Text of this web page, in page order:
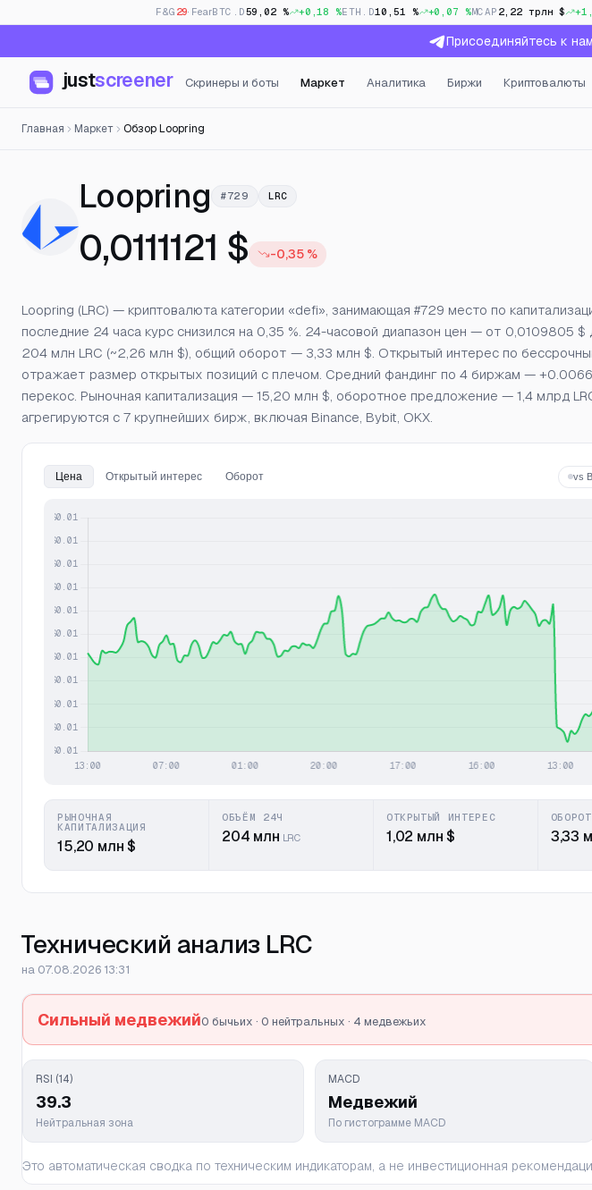
F&G 29· FearBTC.D59,02 % +0,18 %ETH.D10,51 % +0,07 %MCAP 2,22 трлн $
Присоединяйтесь к
justscreener Скринеры и боты Маркет Аналитика Биржи Криптовалюты
Главная Маркет Обзор Loopring
Loopring — Цена, открытый
#729 LRC
0,0111121 $ -0,35 %
Loopring (LRC) — криптовалюта категории «defi», занимающая #729 место по
последние 24 часа курс снизился на 0,35 %. 24-часовой диапазон цен — от 0,0109805
204 млн LRC (~2,26 млн $), общий оборот — 3,33 млн $. Открытый интерес по
отражает размер открытых позиций с плечом. Средний фандинг по 4 биржам —
перекос. Рыночная капитализация — 15,20 млн $, оборотное предложение — 1,4 млрд
агрегируются с 7 крупнейших бирж, включая Binance, Bybit, OKX.
Цена Открытый интерес Оборот vs
РЫНОЧНАЯ
КАПИТАЛИЗАЦИЯ
15,20 млн $
ОБЪЁМ 24Ч
204 млн LRC
ОТКРЫТЫЙ ИНТЕРЕС
1,02 млн $ 3,33
Технический анализ LRC
на 07.08.2026 13:31
Сильный медвежий0 бычьих · 0 нейтральных · 4 медвежьих
RSI (14)
39.3
Нейтральная зона
MACD
Медвежий
По гистограмме MACD
Это автоматическая сводка по техническим индикаторам, а не инвестиционная